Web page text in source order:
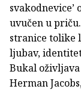
uvučen u
stranice tolike
ljubav,
Bukal
Herman